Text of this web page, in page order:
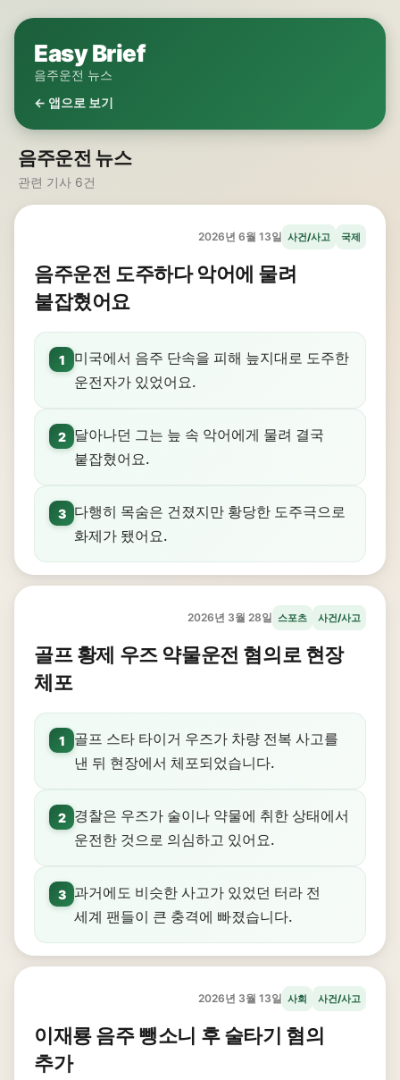
Easy Brief
음주운전 뉴스
← 앱으로 보기
음주운전 뉴스
관련 기사 6건
2026년 6월 13일 사건/사고 국제
음주운전 도주하다 악어에 물려
붙잡혔어요
1
미국에서 음주 단속을 피해 늪지대로 도주한
운전자가 있었어요.
2
달아나던 그는 늪 속 악어에게 물려 결국
붙잡혔어요.
3
다행히 목숨은 건졌지만 황당한 도주극으로
화제가 됐어요.
2026년 3월 28일 스포츠 사건/사고
골프 황제 우즈 약물운전 혐의로 현장
체포
1
골프 스타 타이거 우즈가 차량 전복 사고를
낸 뒤 현장에서 체포되었습니다.
2
경찰은 우즈가 술이나 약물에 취한 상태에서
운전한 것으로 의심하고 있어요.
3 과거에도 비슷한 사고가 있었던 터라 전
세계 팬들이 큰 충격에 빠졌습니다.
2026년 3월 13일 사회 사건/사고
이재룡 음주 뺑소니 후 술타기 혐의
추가